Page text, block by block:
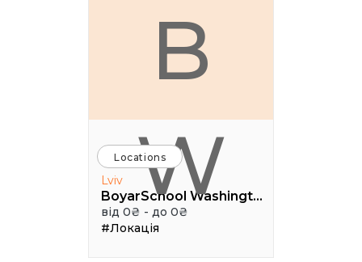
B
W
Locations
Lviv
BoyarSchool Washington
від 0₴ - до 0₴
#Локація